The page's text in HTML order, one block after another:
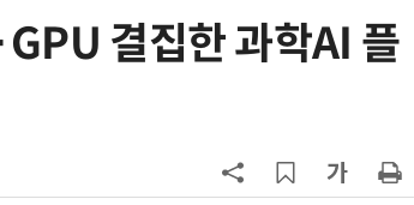
결집한 과학AI 플
6
KIST, 기존 반도체 공정으로 전기·
·바이오 실험에 더위도 잊었다…
“내년 2기로 이어집니다”